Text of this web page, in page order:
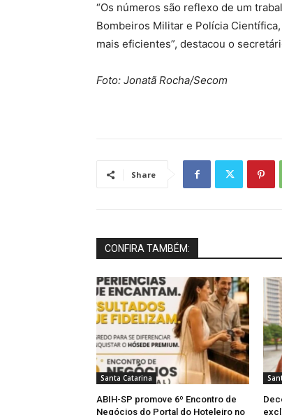
“Os números são reflexo de um
Bombeiros Militar e Polícia
mais eficientes”, destacou o
Foto: Jonatã Rocha/Secom
Share
CONFIRA TAMBÉM:
Santa Catarina
ABIH-SP promove 6º Encontro de
Negócios do Portal do Hoteleiro no